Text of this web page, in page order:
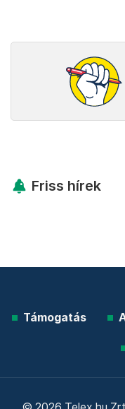
Friss hírek
Támogatás